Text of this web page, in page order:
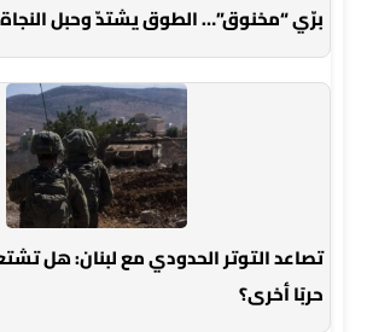
برّي “مخنوق”… الطوق يشتدّ وحبل
تصاعد التوتر الحدودي مع لبنان: هل
حربًا أخرى؟